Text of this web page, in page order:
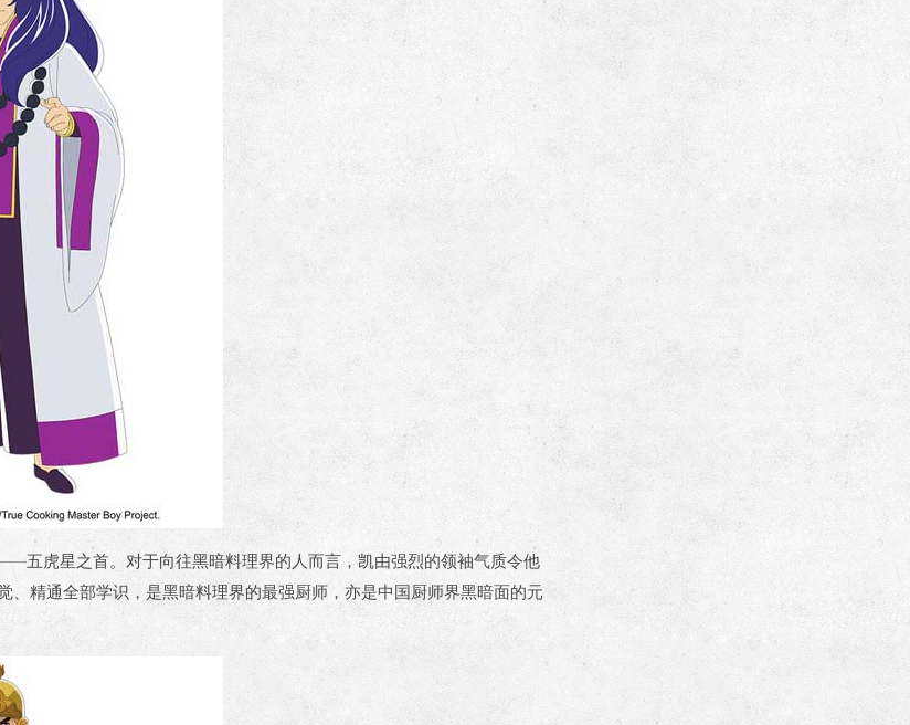
五虎星之首。对于向往黑暗料理界的人而言，凯由强烈的领袖气质令他
、精通全部学识，是黑暗料理界的最强厨师，亦是中国厨师界黑暗面的元